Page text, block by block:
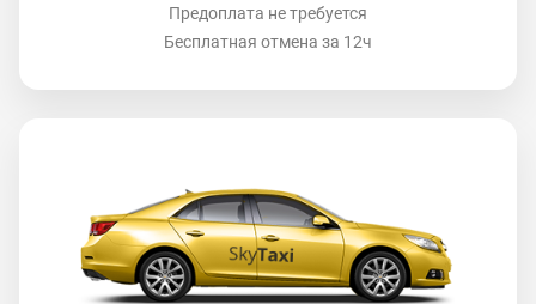
Предоплата не требуется
Бесплатная отмена за 12ч